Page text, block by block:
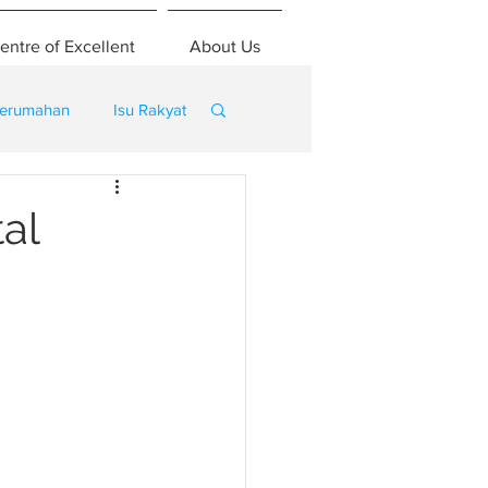
of Excellent About Us
Isu Rakyat